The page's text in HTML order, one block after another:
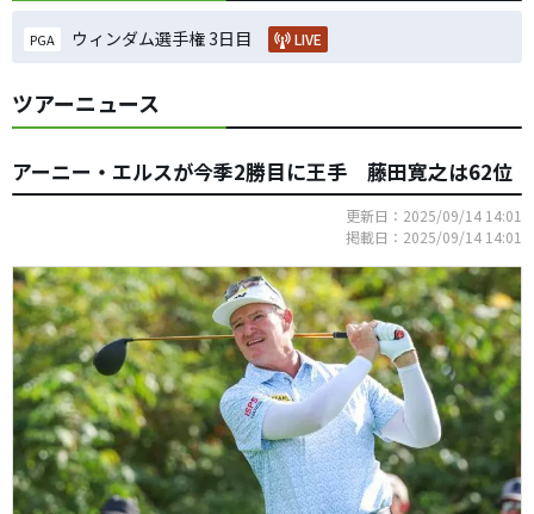
PGA ウィンダム選手権 3日目 LIVE
ツアーニュース
アーニー・エルスが今季2勝目に王手 藤田寛之は62位
更新日：2025/09/14 14:01
掲載日：2025/09/14 14:01